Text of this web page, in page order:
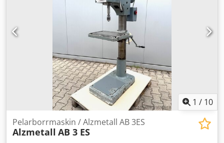
vridmoment vid låga varvtal - Varvräknare för
spindelhastighet - Bordhöjdsjustering via handvev -
Maskinbelysning Chedpfovu Dv Hsx Afuea - Nödstopp via
fotpedal och slagbrytare - Snabbchuck 1 till 13 mm
Platsbehov L x B x H 1200 x 650 x 1900 mm Vikt 400 kg
Mycket gott skick Maskin testad med borr Ø 30 mm i stål –
fungerar mycket bra
1 / 10
Pelarborrmaskin / Alzmetall AB 3ES
Alzmetall AB 3 ES